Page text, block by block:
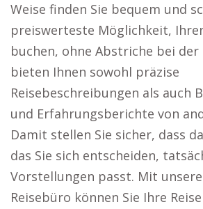
Weise finden Sie bequem und
preiswerteste Möglichkeit,
buchen, ohne Abstriche bei
bieten Ihnen sowohl präzise
Reisebeschreibungen als auch
und Erfahrungsberichte von
Damit stellen Sie sicher, dass
das Sie sich entscheiden,
Vorstellungen passt. Mit
Reisebüro können Sie Ihre